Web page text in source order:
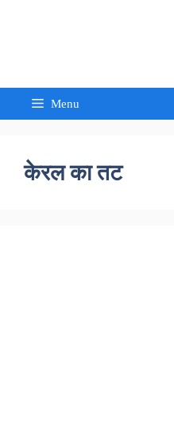
Menu
केरल का तट